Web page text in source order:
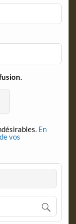
En
vos